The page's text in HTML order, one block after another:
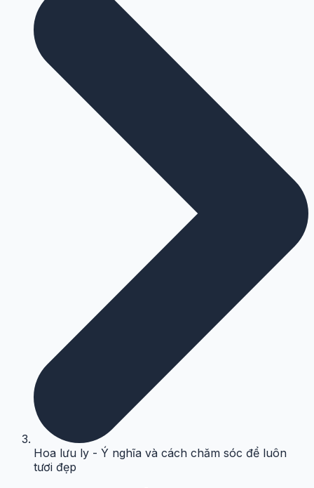
Hoa lưu ly - Ý nghĩa và cách chăm sóc để luôn
tươi đẹp